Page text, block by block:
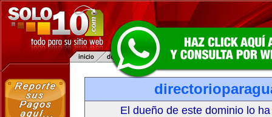
El dueño de este dominio lo